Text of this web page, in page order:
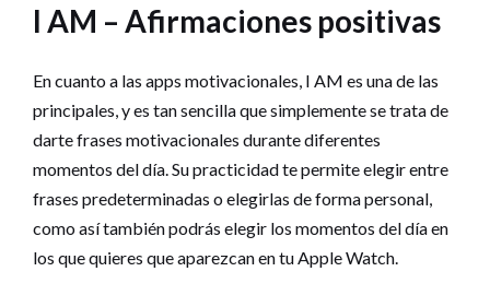
I AM – Afirmaciones positivas
En cuanto a las apps motivacionales, I AM es una de las
principales, y es tan sencilla que simplemente se trata de
darte frases motivacionales durante diferentes
momentos del día. Su practicidad te permite elegir entre
frases predeterminadas o elegirlas de forma personal,
como así también podrás elegir los momentos del día en
los que quieres que aparezcan en tu Apple Watch.